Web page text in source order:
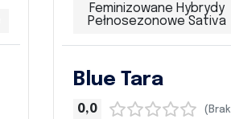
Feminizowane Hybrydy
Pełnosezonowe Sativa
Blue Tara
0,0
(Brak